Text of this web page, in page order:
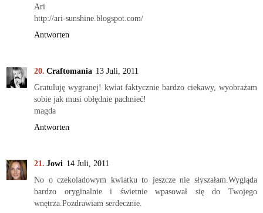
Ari
http://ari-sunshine.blogspot.com/
Antworten
Craftomania 13 Juli, 2011
Gratuluję wygranej! kwiat faktycznie bardzo ciekawy, wyobrażam
sobie jak musi obłędnie pachnieć!
magda
Antworten
Jowi 14 Juli, 2011
No o czekoladowym kwiatku to jeszcze nie słyszałam.Wygląda
bardzo oryginalnie i świetnie wpasował się do Twojego
wnętrza.Pozdrawiam serdecznie.